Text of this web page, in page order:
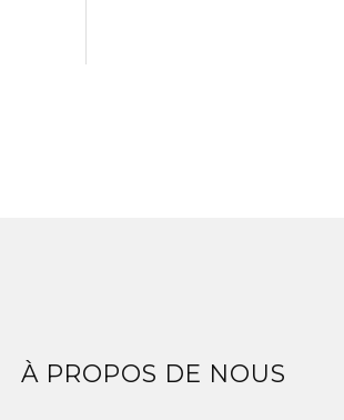
À PROPOS DE NOUS